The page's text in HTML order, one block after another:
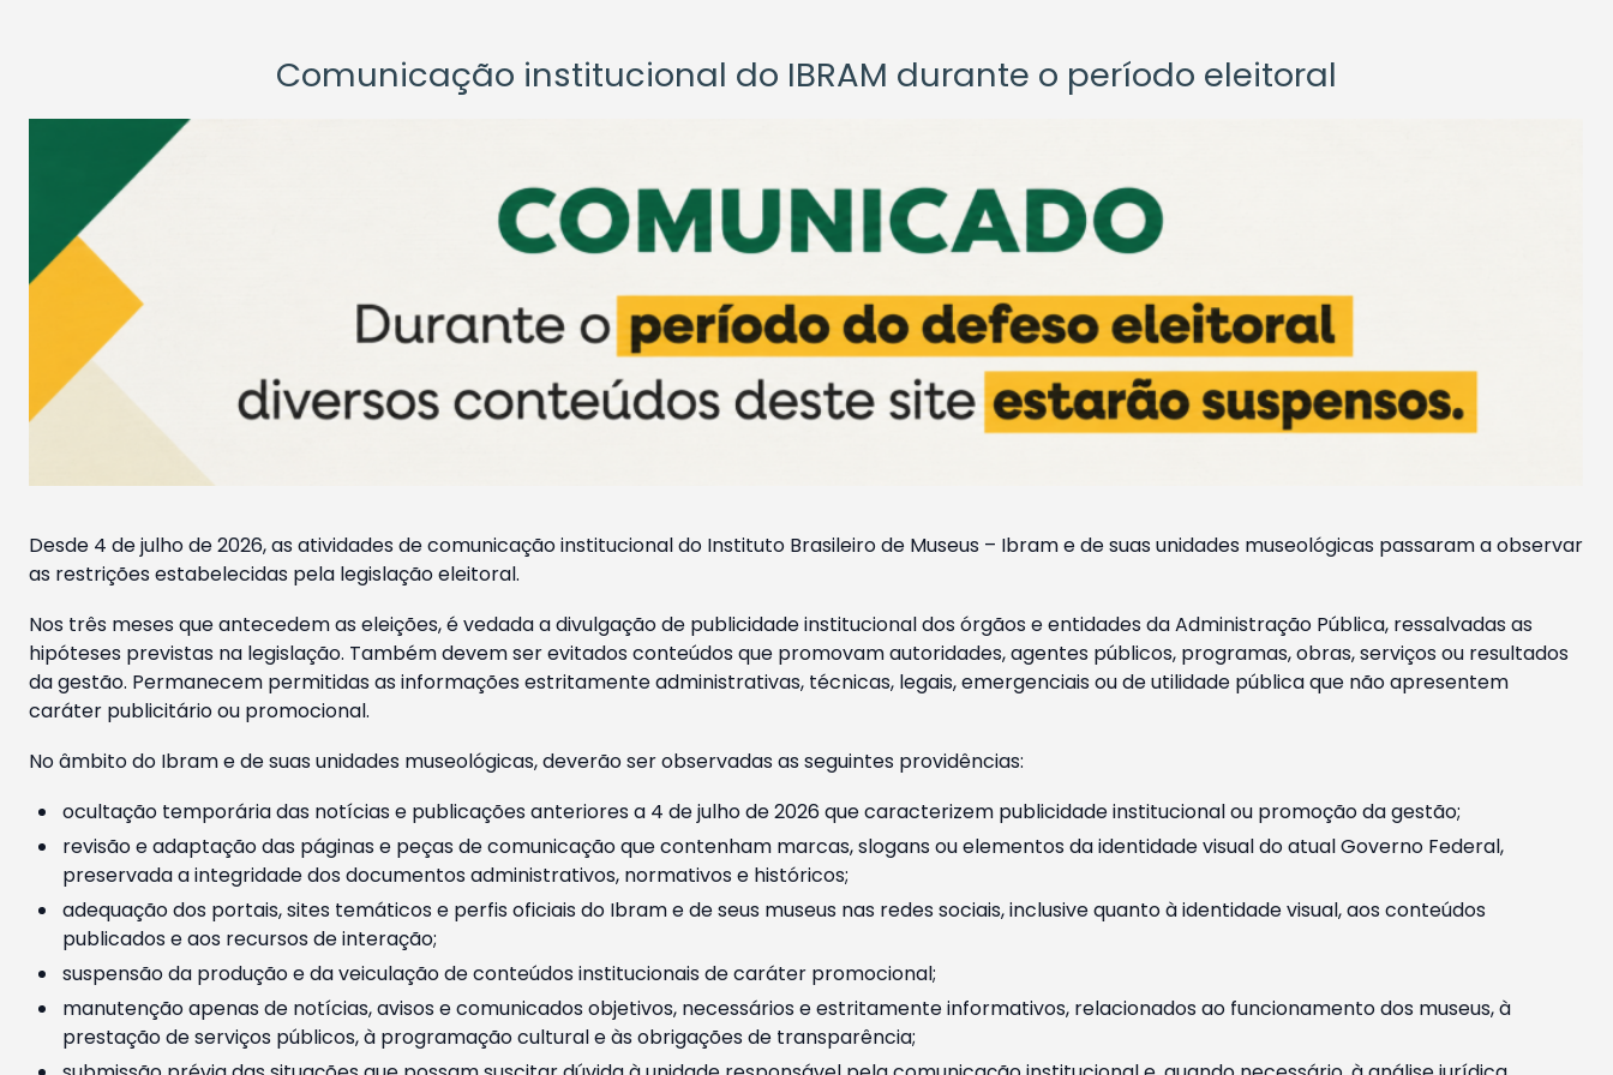
Comunicação institucional do IBRAM durante o período eleitoral
Desde 4 de julho de 2026, as atividades de comunicação institucional do Instituto Brasileiro de Museus – Ibram e de suas unidades museológicas passaram a observar
as restrições estabelecidas pela legislação eleitoral.
Nos três meses que antecedem as eleições, é vedada a divulgação de publicidade institucional dos órgãos e entidades da Administração Pública, ressalvadas as
hipóteses previstas na legislação. Também devem ser evitados conteúdos que promovam autoridades, agentes públicos, programas, obras, serviços ou resultados
da gestão. Permanecem permitidas as informações estritamente administrativas, técnicas, legais, emergenciais ou de utilidade pública que não apresentem
caráter publicitário ou promocional.
No âmbito do Ibram e de suas unidades museológicas, deverão ser observadas as seguintes providências:
ocultação temporária das notícias e publicações anteriores a 4 de julho de 2026 que caracterizem publicidade institucional ou promoção da gestão;
revisão e adaptação das páginas e peças de comunicação que contenham marcas, slogans ou elementos da identidade visual do atual Governo Federal,
preservada a integridade dos documentos administrativos, normativos e históricos;
adequação dos portais, sites temáticos e perfis oficiais do Ibram e de seus museus nas redes sociais, inclusive quanto à identidade visual, aos conteúdos
publicados e aos recursos de interação;
suspensão da produção e da veiculação de conteúdos institucionais de caráter promocional;
manutenção apenas de notícias, avisos e comunicados objetivos, necessários e estritamente informativos, relacionados ao funcionamento dos museus, à
prestação de serviços públicos, à programação cultural e às obrigações de transparência;